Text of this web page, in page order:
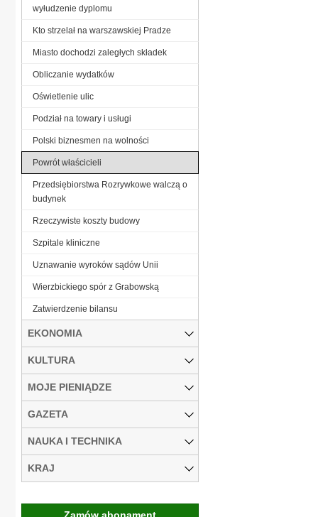
wyłudzenie dyplomu
Kto strzelał na warszawskiej Pradze
Miasto dochodzi zaległych składek
Obliczanie wydatków
Oświetlenie ulic
Podział na towary i usługi
Polski biznesmen na wolności
Powrót właścicieli
Przedsiębiorstwa Rozrywkowe walczą o
budynek
Rzeczywiste koszty budowy
Szpitale kliniczne
Uznawanie wyroków sądów Unii
Wierzbickiego spór z Grabowską
Zatwierdzenie bilansu
EKONOMIA
KULTURA
MOJE PIENIĄDZE
GAZETA
NAUKA I TECHNIKA
KRAJ
Zamów abonament